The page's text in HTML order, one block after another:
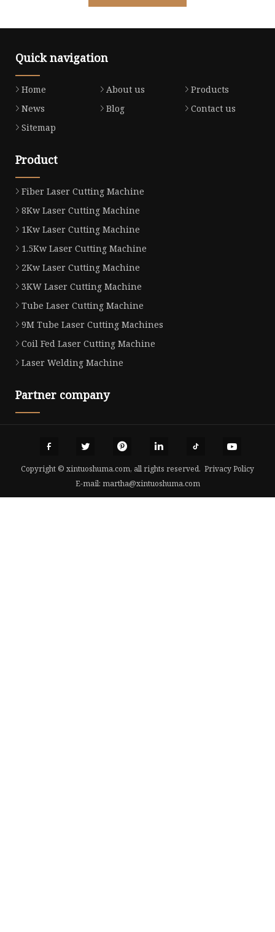
Quick navigation
Home About us
Products
News
Blog
Contact us
Sitemap
Product
Fiber Laser Cutting Machine
8Kw Laser Cutting Machine
1Kw Laser Cutting Machine
1.5Kw Laser Cutting Machine
2Kw Laser Cutting Machine
3KW Laser Cutting Machine
Tube Laser Cutting Machine
9M Tube Laser Cutting Machines
Coil Fed Laser Cutting Machine
Laser Welding Machine
Partner company
Copyright © xintuoshuma.com, all rights reserved. Privacy Policy
E-mail: martha@xintuoshuma.com